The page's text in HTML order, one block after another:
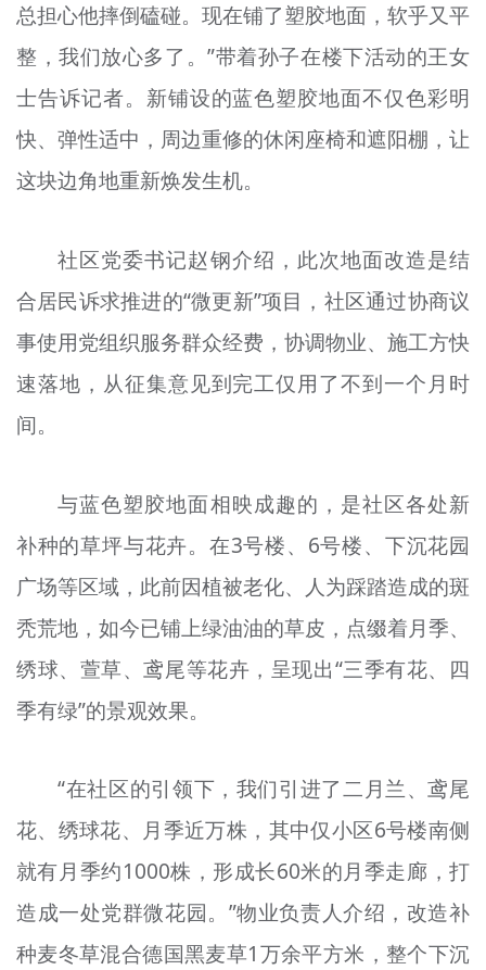
总担心他摔倒磕碰。现在铺了塑胶地面，软乎又平
整，我们放心多了。”带着孙子在楼下活动的王女
士告诉记者。新铺设的蓝色塑胶地面不仅色彩明
快、弹性适中，周边重修的休闲座椅和遮阳棚，让
这块边角地重新焕发生机。
社区党委书记赵钢介绍，此次地面改造是结
合居民诉求推进的“微更新”项目，社区通过协商议
事使用党组织服务群众经费，协调物业、施工方快
速落地，从征集意见到完工仅用了不到一个月时
间。
与蓝色塑胶地面相映成趣的，是社区各处新
补种的草坪与花卉。在3号楼、6号楼、下沉花园
广场等区域，此前因植被老化、人为踩踏造成的斑
秃荒地，如今已铺上绿油油的草皮，点缀着月季、
绣球、萱草、鸢尾等花卉，呈现出“三季有花、四
季有绿”的景观效果。
“在社区的引领下，我们引进了二月兰、鸢尾
花、绣球花、月季近万株，其中仅小区6号楼南侧
就有月季约1000株，形成长60米的月季走廊，打
造成一处党群微花园。”物业负责人介绍，改造补
种麦冬草混合德国黑麦草1万余平方米，整个下沉